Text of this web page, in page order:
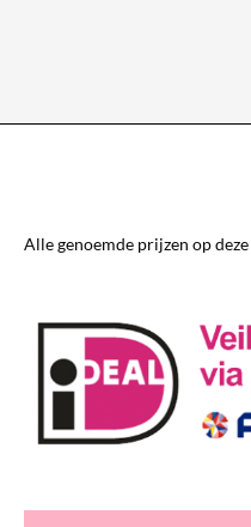
Alle genoemde prijzen op